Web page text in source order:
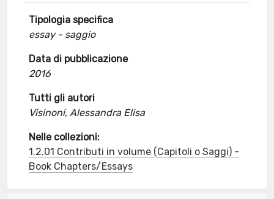
Tipologia specifica
essay - saggio
Data di pubblicazione
2016
Tutti gli autori
Visinoni, Alessandra Elisa
Nelle collezioni:
1.2.01 Contributi in volume (Capitoli o Saggi) -
Book Chapters/Essays